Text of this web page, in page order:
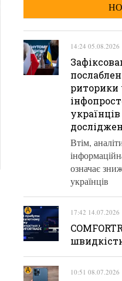
14:24 05.08.2026
риторики
Втім,
означає
українців
17:42 14.07.2026
10:51 08.07.2026